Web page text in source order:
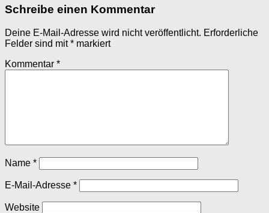
Schreibe einen Kommentar
Deine E-Mail-Adresse wird nicht veröffentlicht. Erforderliche
Felder sind mit* markiert
Kommentar *
Name *
E-Mail-Adresse *
Website